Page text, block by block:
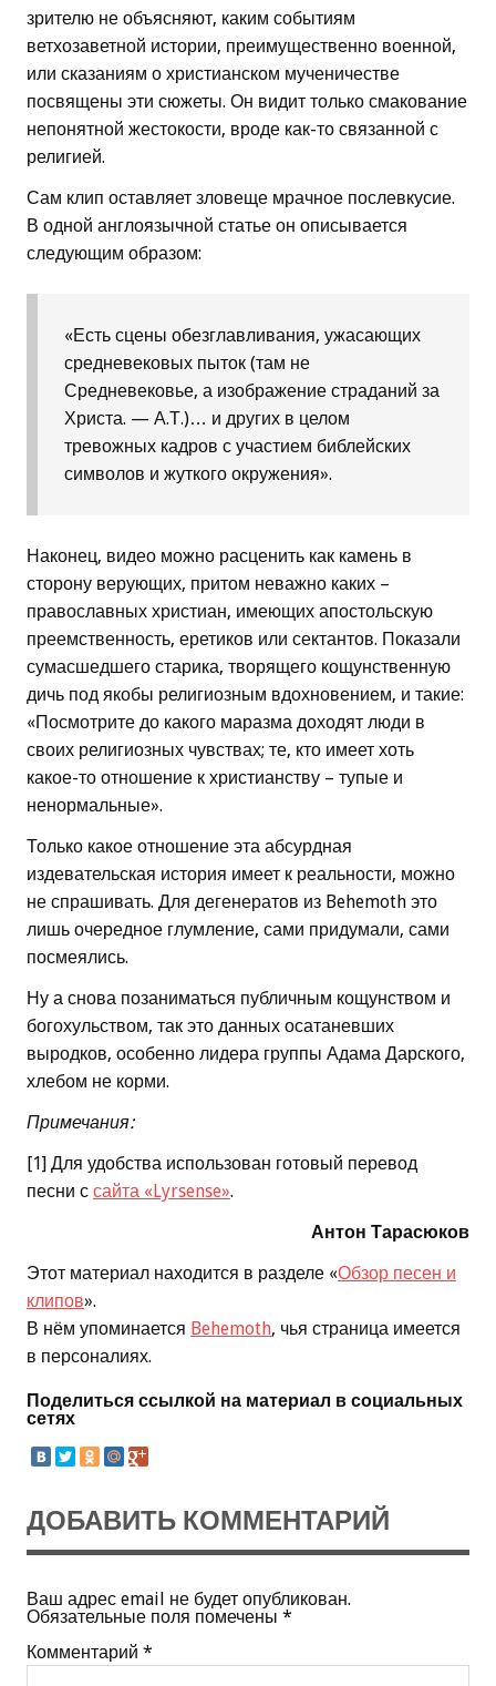
зрителю не объясняют, каким событиям
ветхозаветной истории, преимущественно военной,
или сказаниям о христианском мученичестве
посвящены эти сюжеты. Он видит только смакование
непонятной жестокости, вроде как-то связанной с
религией.
Сам клип оставляет зловеще мрачное послевкусие.
В одной англоязычной статье он описывается
следующим образом:
«Есть сцены обезглавливания, ужасающих
средневековых пыток (там не
Средневековье, а изображение страданий за
Христа. — А.Т.)… и других в целом
тревожных кадров с участием библейских
символов и жуткого окружения».
Наконец, видео можно расценить как камень в
сторону верующих, притом неважно каких –
православных христиан, имеющих апостольскую
преемственность, еретиков или сектантов. Показали
сумасшедшего старика, творящего кощунственную
дичь под якобы религиозным вдохновением, и такие:
«Посмотрите до какого маразма доходят люди в
своих религиозных чувствах; те, кто имеет хоть
какое-то отношение к христианству – тупые и
ненормальные».
Только какое отношение эта абсурдная
издевательская история имеет к реальности, можно
не спрашивать. Для дегенератов из Behemoth это
лишь очередное глумление, сами придумали, сами
посмеялись.
Ну а снова позаниматься публичным кощунством и
богохульством, так это данных осатаневших
выродков, особенно лидера группы Адама Дарского,
хлебом не корми.
Примечания:
[1] Для удобства использован готовый перевод
песни с сайта «Lyrsense».
Антон Тарасюков
Этот материал находится в разделе «Обзор песен и
клипов».
В нём упоминается Behemoth, чья страница имеется
в персоналиях.
Поделиться ссылкой на материал в социальных
сетях
ДОБАВИТЬ КОММЕНТАРИЙ
Ваш адрес email не будет опубликован.
Обязательные поля помечены *
Комментарий *